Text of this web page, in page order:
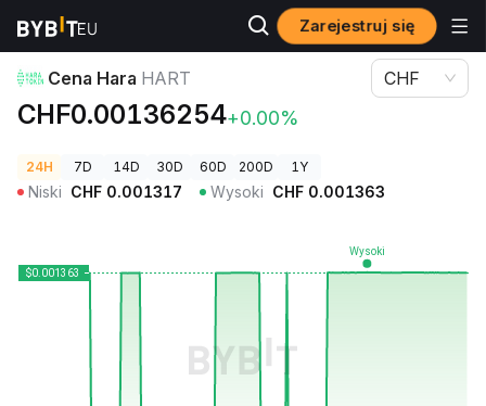
Zarejestruj się
Ceny kryptowalut Cena Hara HART
Cena Hara HART
CHF0.00136254+0.00%
CHF
24H 7D 14D 30D 60D 200D 1Y
Niski CHF 0.001317 Wysoki CHF 0.001363